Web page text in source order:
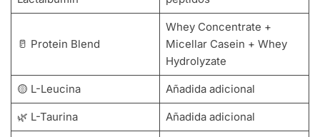
🥛 Protein Blend
Whey Concentrate +
Micellar Casein + Whey
Hydrolyzate
🟡 L-Leucina Añadida adicional
🌿 L-Taurina Añadida adicional